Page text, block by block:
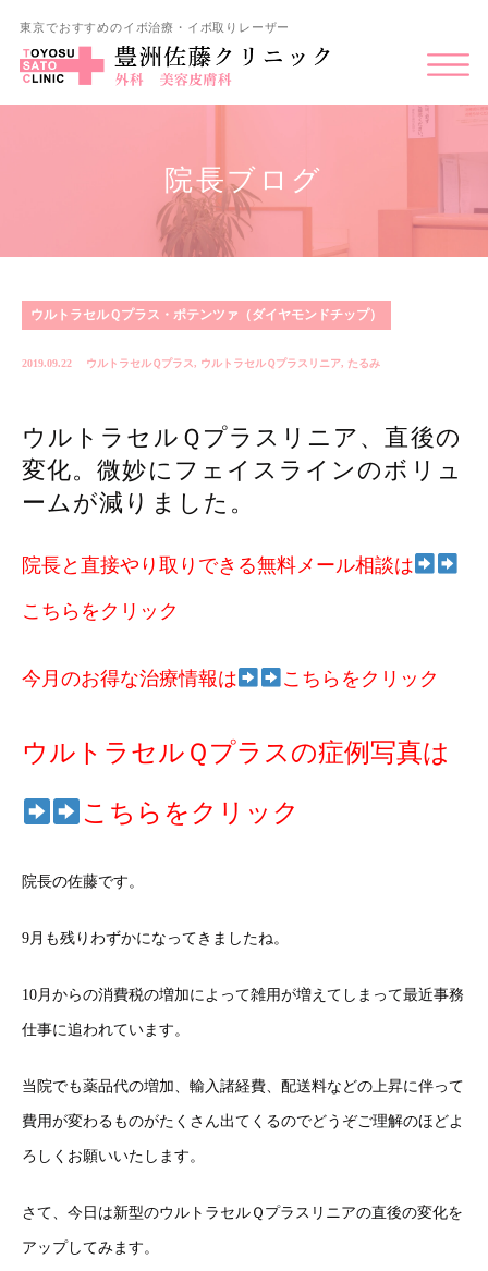
東京でおすすめのイボ治療・イボ取りレーザー
院長ブログ
ウルトラセルＱプラス・ポテンツァ（ダイヤモンドチップ）
2019.09.22 ウルトラセルＱプラス, ウルトラセルＱプラスリニア, たるみ
ウルトラセルＱプラスリニア、直後の
変化。微妙にフェイスラインのボリュ
ームが減りました。
院長と直接やり取りできる無料メール相談は
こちらをクリック
今月のお得な治療情報は こちらをクリック
ウルトラセルＱプラスの症例写真は
こちらをクリック
院長の佐藤です。
9月も残りわずかになってきましたね。
10月からの消費税の増加によって雑用が増えてしまって最近事務
仕事に追われています。
当院でも薬品代の増加、輸入諸経費、配送料などの上昇に伴って
費用が変わるものがたくさん出てくるのでどうぞご理解のほどよ
ろしくお願いいたします。
さて、今日は新型のウルトラセルＱプラスリニアの直後の変化を
アップしてみます。